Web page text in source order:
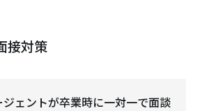
接対策
ェントが卒業時に一対一で面談